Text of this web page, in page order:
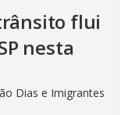
flui
nesta
Dias e Imigrantes